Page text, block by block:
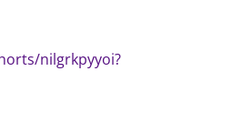
nilgrkpyyoi?